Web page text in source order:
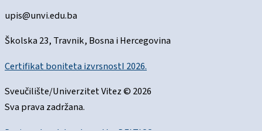
upis@unvi.edu.ba
Školska 23, Travnik, Bosna i Hercegovina
Certifikat boniteta izvrsnostI 2026.
Sveučilište/Univerzitet Vitez © 2026
Sva prava zadržana.